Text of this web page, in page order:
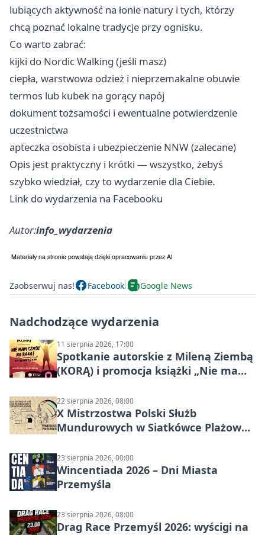
lubiących aktywność na łonie natury i tych, którzy
chcą poznać lokalne tradycje przy ognisku.
Co warto zabrać:
kijki do Nordic Walking (jeśli masz)
ciepła, warstwowa odzież i nieprzemakalne obuwie
termos lub kubek na gorący napój
dokument tożsamości i ewentualne potwierdzenie
uczestnictwa
apteczka osobista i ubezpieczenie NNW (zalecane)
Opis jest praktyczny i krótki — wszystko, żebyś
szybko wiedział, czy to wydarzenie dla Ciebie.
Link do wydarzenia na Facebooku
Autor:info_wydarzenia
Zaobserwuj nas! Facebook Google News
Nadchodzące wydarzenia
11 sierpnia 2026, 17:00
Spotkanie autorskie z Mileną Ziembą
(KORĄ) i promocja książki „Nie mam
22 sierpnia 2026, 08:00
X Mistrzostwa Polski Służb
Mundurowych w Siatkówce Plażowej
23 sierpnia 2026, 00:00
Wincentiada 2026 – Dni Miasta
Przemyśla
23 sierpnia 2026, 08:00
Drag Race Przemyśl 2026: wyścigi na